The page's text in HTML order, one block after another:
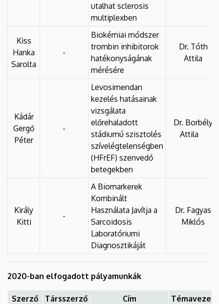
utalhat sclerosis
multiplexben
Kiss
Hanka
Sarolta
-
Biokémiai módszer
trombin inhibitorok
hatékonyságának
mérésére
Dr. Tóth
Attila
Kádár
Gergő
Péter
-
Levosimendan
kezelés hatásainak
vizsgálata
előrehaladott
stádiumú szisztolés
szívelégtelenségben
(HFrEF) szenvedő
betegekben
Dr. Borbély
Attila
Király
Kitti
-
A Biomarkerek
Kombinált
Használata Javítja a
Sarcoidosis
Laboratóriumi
Diagnosztikáját
Dr. Fagyas
Miklós
2020-ban elfogadott pályamunkák
Szerző Társszerző Cím